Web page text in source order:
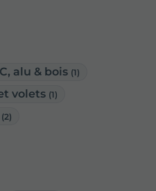
alu & bois (1)
volets (1)
(2)